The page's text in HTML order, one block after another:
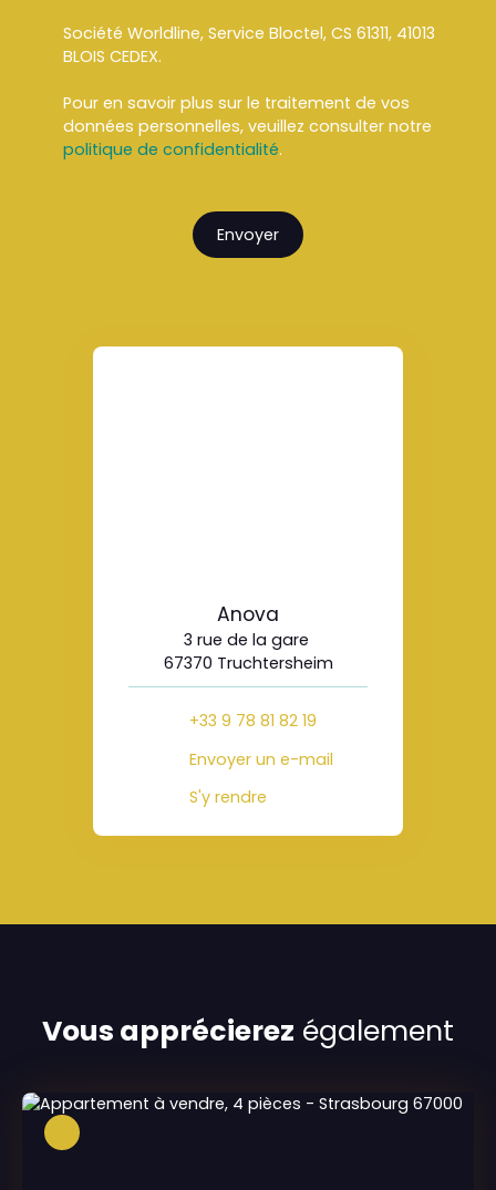
Société Worldline, Service Bloctel, CS 61311, 41013
BLOIS CEDEX.
Pour en savoir plus sur le traitement de vos
données personnelles, veuillez consulter notre
politique de confidentialité.
Envoyer
Anova
3 rue de la gare
67370 Truchtersheim
+33 9 78 81 82 19
Envoyer un e-mail
S'y rendre
Vous apprécierez également